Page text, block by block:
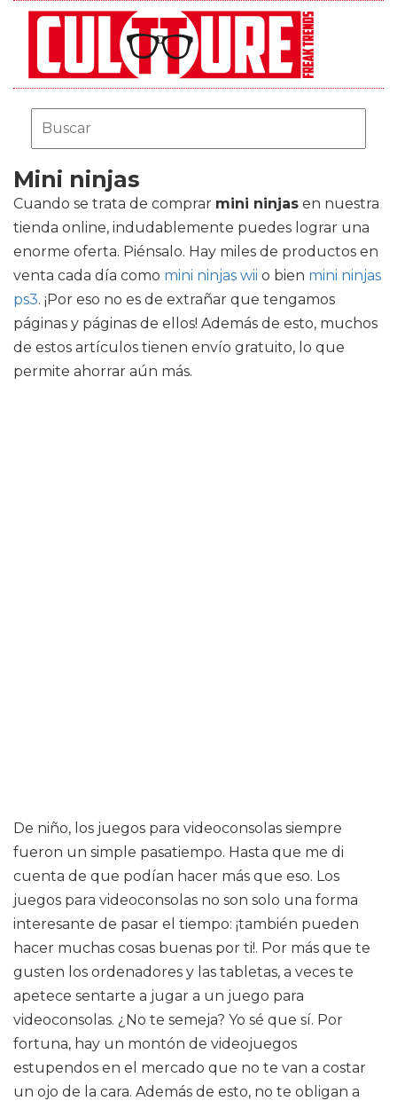
Mini ninjas
Cuando se trata de comprar mini ninjas en nuestra
tienda online, indudablemente puedes lograr una
enorme oferta. Piénsalo. Hay miles de productos en
venta cada día como mini ninjas wii o bien mini ninjas
ps3. ¡Por eso no es de extrañar que tengamos
páginas y páginas de ellos! Además de esto, muchos
de estos artículos tienen envío gratuito, lo que
permite ahorrar aún más.
De niño, los juegos para videoconsolas siempre
fueron un simple pasatiempo. Hasta que me di
cuenta de que podían hacer más que eso. Los
juegos para videoconsolas no son solo una forma
interesante de pasar el tiempo: ¡también pueden
hacer muchas cosas buenas por ti!. Por más que te
gusten los ordenadores y las tabletas, a veces te
apetece sentarte a jugar a un juego para
videoconsolas. ¿No te semeja? Yo sé que sí. Por
fortuna, hay un montón de videojuegos
estupendos en el mercado que no te van a costar
un ojo de la cara. Además de esto, no te obligan a